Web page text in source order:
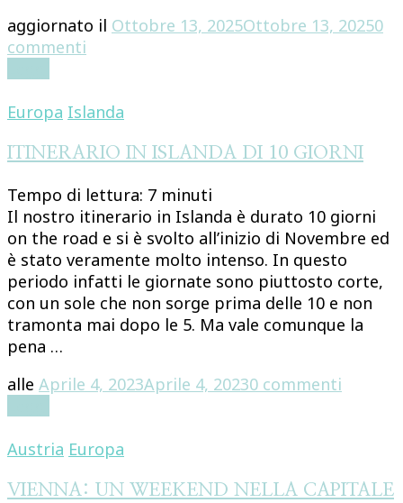
aggiornato il Ottobre 13, 2025Ottobre 13, 20250
commenti
NORVEGIA:
GIORNI
THE
ROAD
Europa Islanda
ITINERARIO IN ISLANDA DI 10 GIORNI
Tempo di lettura: 7 minuti
Il nostro itinerario in Islanda è durato 10 giorni
on the road e si è svolto all’inizio di Novembre ed
è stato veramente molto intenso. In questo
periodo infatti le giornate sono piuttosto corte,
con un sole che non sorge prima delle 10 e non
tramonta mai dopo le 5. Ma vale comunque la
pena …
alle Aprile 4, 2023Aprile 4, 20230 commenti
10
Austria Europa
VIENNA: UN WEEKEND NELLA CAPITALE